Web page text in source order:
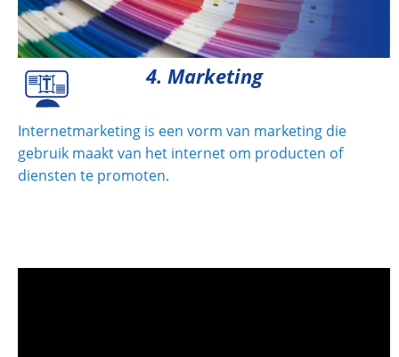
4. Marketing
Internetmarketing is een vorm van marketing die
gebruik maakt van het internet om producten of
diensten te promoten.